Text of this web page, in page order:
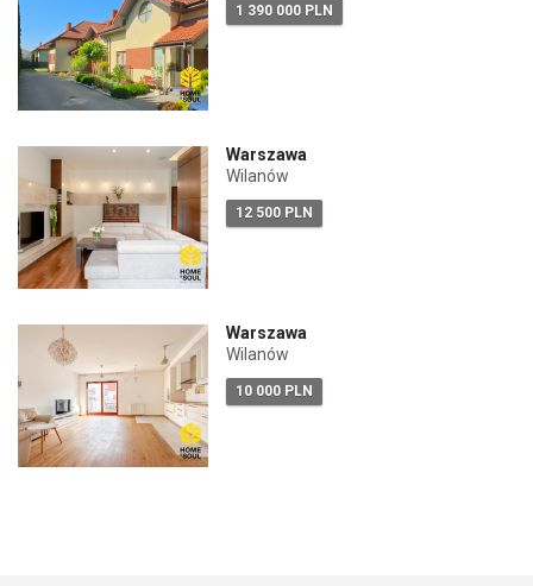
1 390 000 PLN
Warszawa
Wilanów
12 500 PLN
Warszawa
Wilanów
10 000 PLN